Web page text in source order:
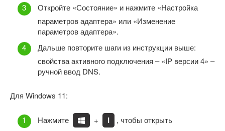
Откройте «Состояние» и нажмите «Настройка
параметров адаптера» или «Изменение
параметров адаптера».
Дальше повторите шаги из инструкции выше:
свойства активного подключения – «IP версии 4» –
ручной ввод DNS.
Для Windows 11:
Нажмите + I
, чтобы открыть